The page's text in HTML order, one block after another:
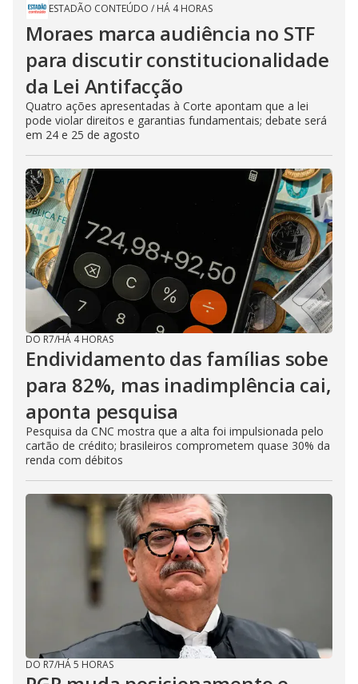
ESTADÃO CONTEÚDO / HÁ 4 HORAS
Moraes marca audiência no STF
para discutir constitucionalidade
da Lei Antifacção
Quatro ações apresentadas à Corte apontam que a lei
pode violar direitos e garantias fundamentais; debate será
em 24 e 25 de agosto
DO R7/HÁ 4 HORAS
Endividamento das famílias sobe
para 82%, mas inadimplência cai,
aponta pesquisa
Pesquisa da CNC mostra que a alta foi impulsionada pelo
cartão de crédito; brasileiros comprometem quase 30% da
renda com débitos
DO R7/HÁ 5 HORAS